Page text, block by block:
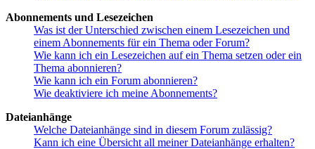
Abonnements und Lesezeichen
Was ist der Unterschied zwischen einem Lesezeichen und
einem Abonnements für ein Thema oder Forum?
Wie kann ich ein Lesezeichen auf ein Thema setzen oder ein
Thema abonnieren?
Wie kann ich ein Forum abonnieren?
Wie deaktiviere ich meine Abonnements?
Dateianhänge
Welche Dateianhänge sind in diesem Forum zulässig?
Kann ich eine Übersicht all meiner Dateianhänge erhalten?